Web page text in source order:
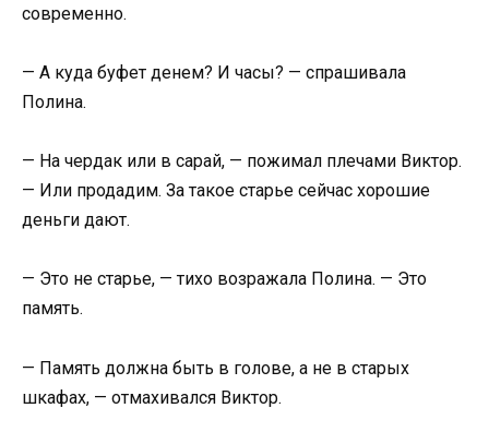
современно.
— А куда буфет денем? И часы? — спрашивала
Полина.
— На чердак или в сарай, — пожимал плечами Виктор.
— Или продадим. За такое старье сейчас хорошие
деньги дают.
— Это не старье, — тихо возражала Полина. — Это
память.
— Память должна быть в голове, а не в старых
шкафах, — отмахивался Виктор.